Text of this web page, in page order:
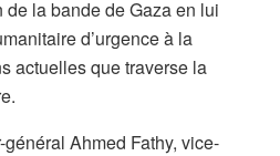
la bande de Gaza en lui
d’urgence à la
actuelles que traverse la
Ahmed Fathy, vice-